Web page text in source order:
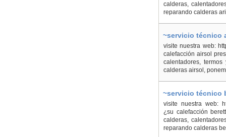
calderas,
reparando calderas
~servicio técnico
visite nuestra web:
calefacción airsol
calentadores,
calderas airsol,
~servicio técnico
visite nuestra web:
¿su calefacción
calderas,
reparando calderas